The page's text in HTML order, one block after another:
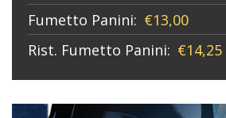
Fumetto Panini: €13,00
Rist. Fumetto Panini: €14,25